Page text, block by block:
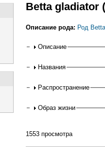
Betta gladiator
Описание рода: Род
Описание
Названия
Распространение
Образ жизни
1553 просмотра